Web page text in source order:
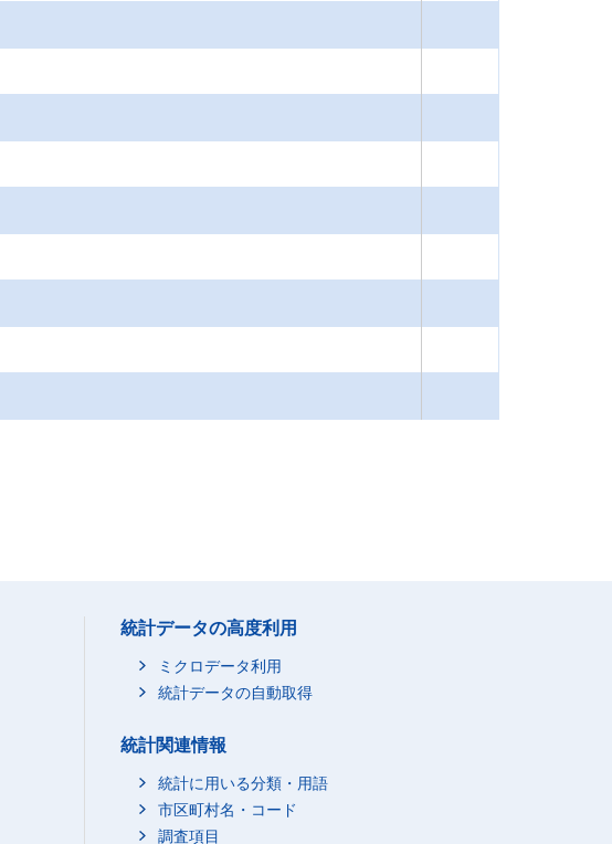
統計データの高度利用
ミクロデータ利用
統計データの自動取得
統計関連情報
統計に用いる分類・用語
市区町村名・コード
調査項目